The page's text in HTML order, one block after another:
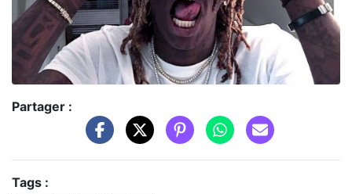
Partager :
Tags :